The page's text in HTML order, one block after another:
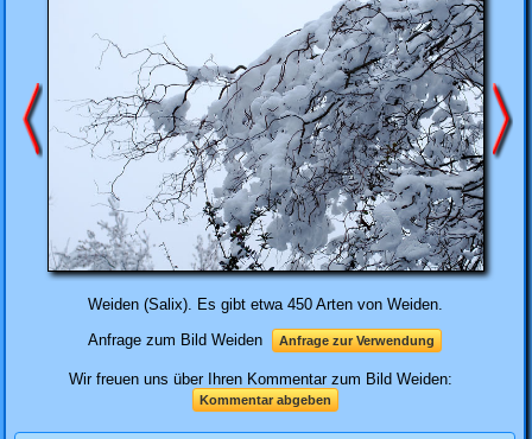
Weiden (Salix). Es gibt etwa 450 Arten von Weiden.
Anfrage zum Bild Weiden
Anfrage zur Verwendung
Wir freuen uns über Ihren Kommentar zum Bild Weiden:
Kommentar abgeben